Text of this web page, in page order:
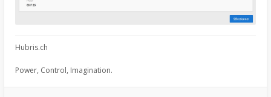
Hubris.ch
Power, Control, Imagination.